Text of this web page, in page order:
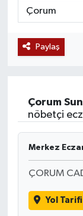
Paylaş
Çorum
nöbetçi
Merkez
ÇORUM
Yol Tarifi
Siyaset
Teknoloji
Muş
Hasköy
Korkut
Bulanık